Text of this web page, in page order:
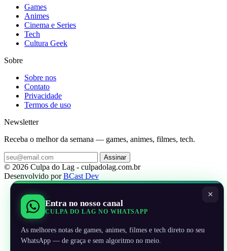
Games
Animes
Cinema e Series
Tech
Cultura Geek
Sobre
Sobre nos
Contato
Privacidade
Termos de uso
Newsletter
Receba o melhor da semana — games, animes, filmes, tech.
Assinar
© 2026 Culpa do Lag - culpadolag.com.br
Desenvolvido porBCast Dev
×
Entra no nosso canal
CULPA DO LAG NO WHATSAPP
As melhores notas de games, animes, filmes e tech direto no seu
WhatsApp — de graça e sem algoritmo no meio.